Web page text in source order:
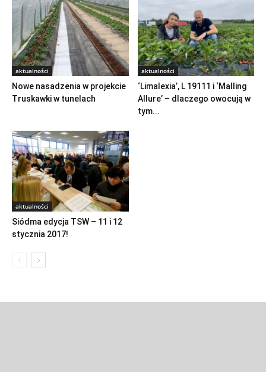
aktualności
Nowe nasadzenia w projekcie
Truskawki w tunelach
aktualności
‘Limalexia’, L 19111 i ‘Malling
Allure’ – dlaczego owocują w
tym...
aktualności
Siódma edycja TSW – 11 i 12
stycznia 2017!